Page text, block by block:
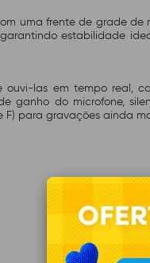
uma frente de grade
estabilidade
ouvi-las em tempo real,
ganho do microfone,
F) para gravações ainda